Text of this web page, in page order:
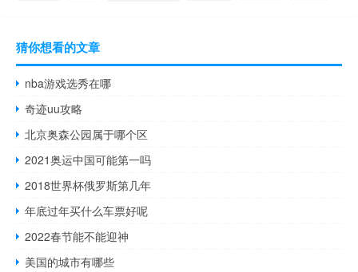
猜你想看的文章
nba游戏选秀在哪
奇迹uu攻略
北京奥森公园属于哪个区
2021奥运中国可能第一吗
2018世界杯俄罗斯第几年
年底过年买什么车票好呢
2022春节能不能迎神
美国的城市有哪些